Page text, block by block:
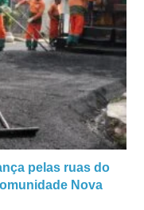
pelas ruas do
Nova